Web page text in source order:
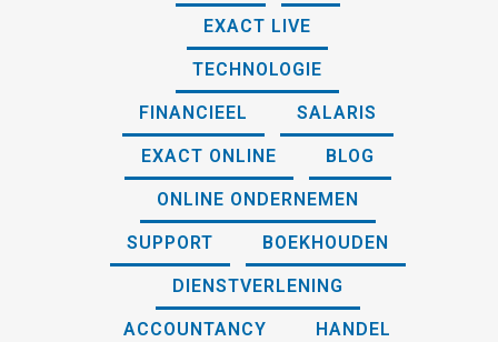
EXACT LIVE
TECHNOLOGIE
FINANCIEEL SALARIS
EXACT ONLINE BLOG
ONLINE ONDERNEMEN
SUPPORT BOEKHOUDEN
DIENSTVERLENING
ACCOUNTANCY HANDEL